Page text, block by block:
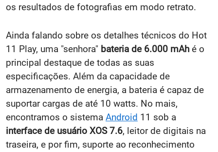
os resultados de fotografias em modo retrato.
Ainda falando sobre os detalhes técnicos do Hot
11 Play, uma "senhora" bateria de 6.000 mAh é o
principal destaque de todas as suas
especificações. Além da capacidade de
armazenamento de energia, a bateria é capaz de
suportar cargas de até 10 watts. No mais,
encontramos o sistema Android 11 sob a
interface de usuário XOS 7.6, leitor de digitais na
traseira, e por fim, suporte ao reconhecimento